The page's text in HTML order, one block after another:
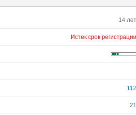
14 лет
Истек срок регистрации
112
21